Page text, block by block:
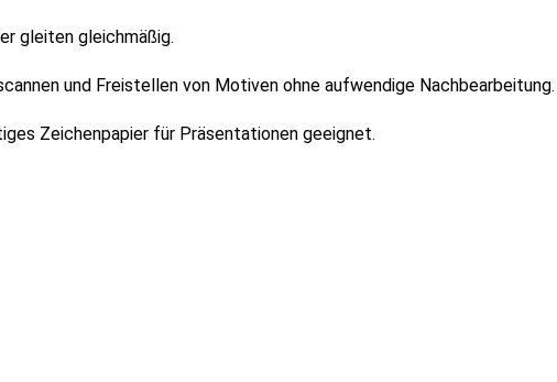
gleiten gleichmäßig.
und Freistellen von Motiven ohne aufwendige Nachbearbeitung.
Zeichenpapier für Präsentationen geeignet.